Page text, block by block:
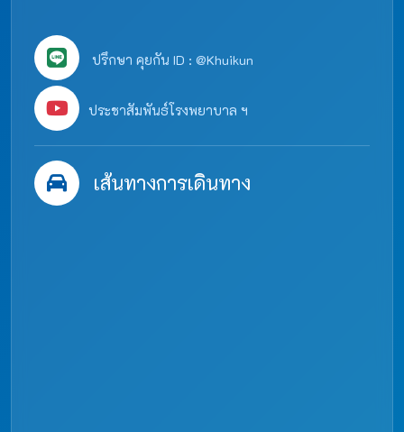
ปรึกษา คุยกัน ID : @Khuikun
ประชาสัมพันธ์โรงพยาบาล ฯ
เส้นทางการเดินทาง